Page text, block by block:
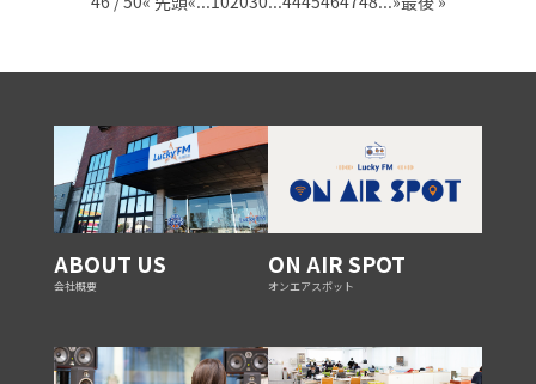
ABOUT US
会社概要
ON AIR SPOT
オンエアスポット